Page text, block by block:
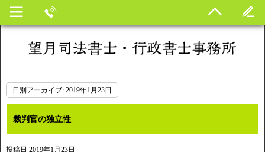
日別アーカイブ: 2019年1月23日
裁判官の独立性
投稿日 2019年1月23日